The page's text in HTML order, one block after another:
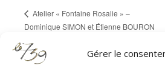
Gérer le
Atelier « Fontaine Rosalie » –
Dominique SIMON et Étienne BOURON